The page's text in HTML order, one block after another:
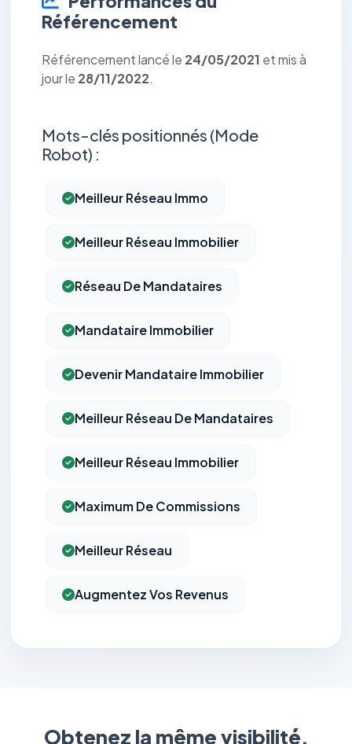
Référencement
Référencement lancé le 24/05/2021 et mis à
jour le 28/11/2022.
Mots-clés positionnés (Mode
Robot) :
Meilleur Réseau Immo
Meilleur Réseau Immobilier
Réseau De Mandataires
Mandataire Immobilier
Devenir Mandataire Immobilier
Meilleur Réseau De Mandataires
Meilleur Réseau Immobilier
Maximum De Commissions
Meilleur Réseau
Augmentez Vos Revenus
Obtenez la même visibilité.